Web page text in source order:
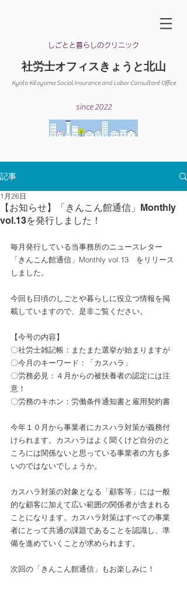
​しごとと暮らしのクリニック
​社労士オフィスきょうと北山
Kyoto Kitayama Social Insurance and Labor Consultant Office​
since 2022
記事
【お知らせ】「きんこん館通信」Monthly
vol.13を発行しました！
1月26日
毎月発行している当事務所のニュースレター
「きんこん館通信」Monthly vol.13　をリリース
しました。
今回も日頃のしごとや暮らしに役立つ情報を掲
載していますので、是非ご覧ください。
【今号の内容】
〇社労士雑記帳：またまた選挙が始まりますが
〇今月のキーワード：「カスハラ」
〇労務必見：４月からの被扶養者の認定には注
意！
〇労務のキホン：労働条件通知書と雇用契約書
今年１０月から事業者にカスハラ対策が義務付
けられます。カスハラはよく聞くけど自分のと
ころには関係ないと思っている事業者の方も多
いのではないでしょうか。
カスハラ対策の対象となる「顧客等」には一般
的な顧客に加えて広い範囲の関係者が含まれる
ことになります。カスハラ対策はすべての事業
者にとって共通の課題であることを認識し、準
備を進めていくことが求められます。
次回の「きんこん館通信」もお楽しみに！